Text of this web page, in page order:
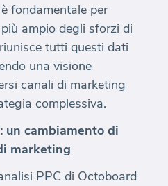
fondamentale per
ampio degli sforzi di
tutti questi dati
una visione
canali di marketing
complessiva.
un cambiamento di
marketing
PPC di Octoboard